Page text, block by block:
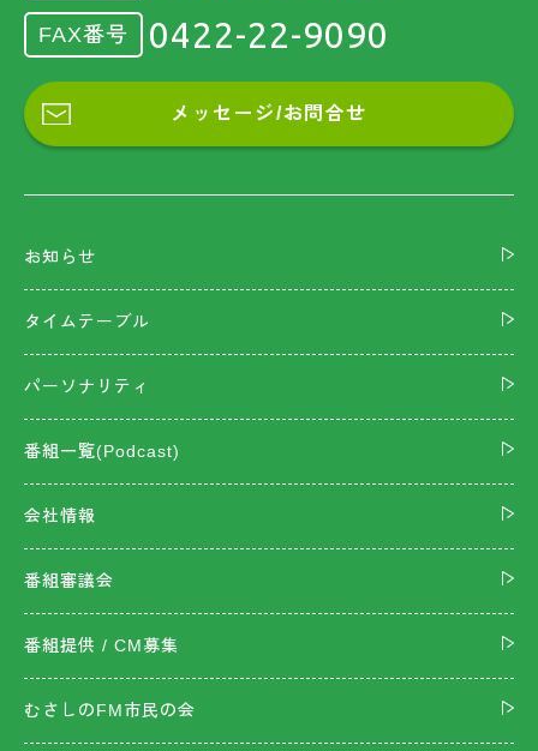
FAX番号 0422-22-9090
メッセージ/お問合せ
お知らせ
タイムテーブル
パーソナリティ
番組一覧(Podcast)
会社情報
番組審議会
番組提供 / CM募集
むさしのFM市民の会